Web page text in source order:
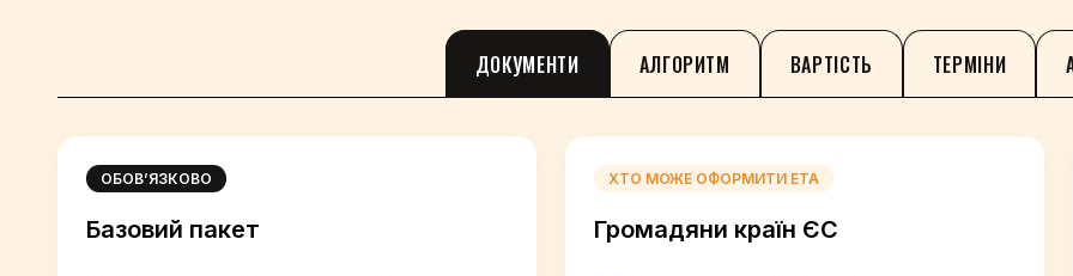
ДОКУМЕНТИ АЛГОРИТМ ВАРТІСТЬ ТЕРМІНИ
ОБОВ’ЯЗКОВО
Базовий пакет
ХТО МОЖЕ ОФОРМИТИ ETA
Громадяни країн ЄС